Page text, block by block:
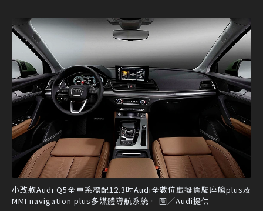
小改款Audi Q5全車系標配12.3吋Audi全數位虛擬駕駛座艙plus及
MMI navigation plus多媒體導航系統。 圖／Audi提供